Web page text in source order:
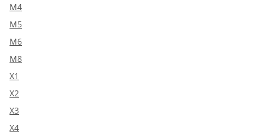
M4
M5
M6
M8
X1
X2
X3
X4